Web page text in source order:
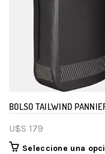
BOLSO TAILWIND
U$S 179
Seleccione una